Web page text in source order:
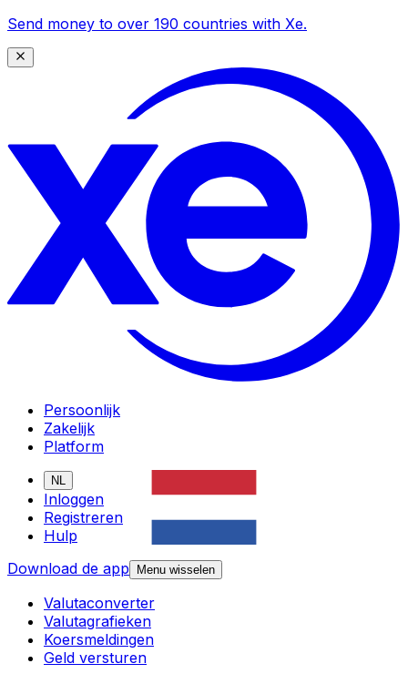
Send money to over 190 countries with Xe.
Persoonlijk
Zakelijk
Platform
NL
Inloggen
Registreren
Hulp
Download de app
Menu wisselen
Valutaconverter
Valutagrafieken
Koersmeldingen
Geld versturen